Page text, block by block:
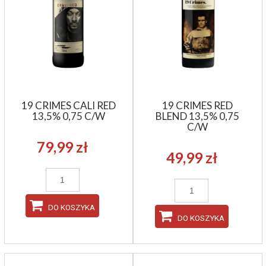
19 CRIMES CALI RED
13,5% 0,75 C/W
79,99 zł
DO KOSZYKA
19 CRIMES RED
BLEND 13,5% 0,75
C/W
49,99 zł
DO KOSZYKA